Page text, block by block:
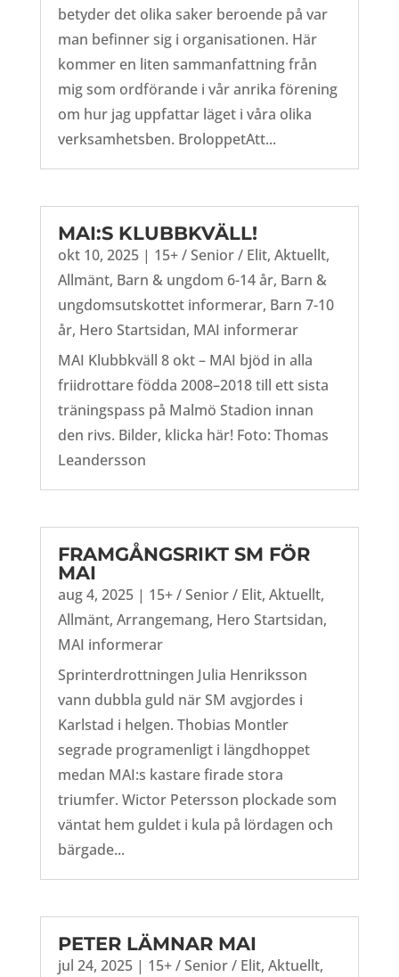
betyder det olika saker beroende på var
man befinner sig i organisationen. Här
kommer en liten sammanfattning från
mig som ordförande i vår anrika förening
om hur jag uppfattar läget i våra olika
verksamhetsben. BroloppetAtt...
MAI:S KLUBBKVÄLL!
okt 10, 2025| 15+ / Senior / Elit, Aktuellt,
Allmänt, Barn & ungdom 6-14 år, Barn &
ungdomsutskottet informerar, Barn 7-10
år, Hero Startsidan, MAI informerar
MAI Klubbkväll 8 okt – MAI bjöd in alla
friidrottare födda 2008–2018 till ett sista
träningspass på Malmö Stadion innan
den rivs. Bilder, klicka här! Foto: Thomas
Leandersson
FRAMGÅNGSRIKT SM FÖR
MAI
aug 4, 2025| 15+ / Senior / Elit, Aktuellt,
Allmänt, Arrangemang, Hero Startsidan,
MAI informerar
Sprinterdrottningen Julia Henriksson
vann dubbla guld när SM avgjordes i
Karlstad i helgen. Thobias Montler
segrade programenligt i längdhoppet
medan MAI:s kastare firade stora
triumfer. Wictor Petersson plockade som
väntat hem guldet i kula på lördagen och
bärgade...
PETER LÄMNAR MAI
jul 24, 2025| 15+ / Senior / Elit, Aktuellt,